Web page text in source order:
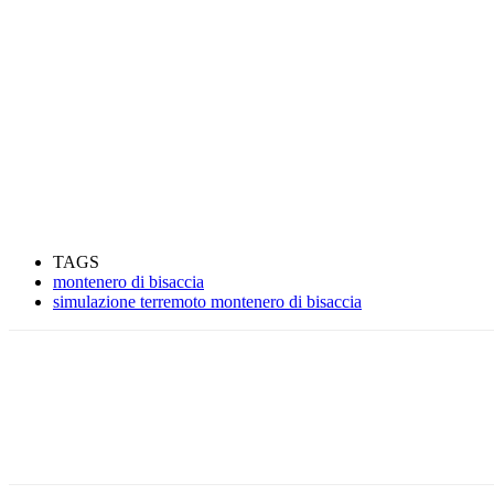
TAGS
montenero di bisaccia
simulazione terremoto montenero di bisaccia